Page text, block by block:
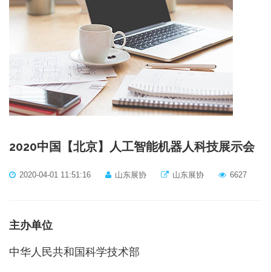
2020中国【北京】人工智能机器人科技展示会
2020-04-01 11:51:16 山东展协 山东展协 6627
主办单位
中华人民共和国科学技术部